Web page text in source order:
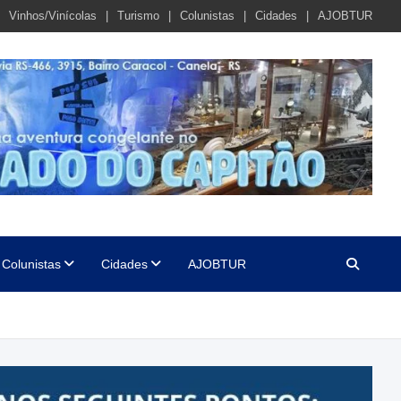
Vinhos/Vinícolas Turismo Colunistas Cidades AJOBTUR
Colunistas Cidades AJOBTUR